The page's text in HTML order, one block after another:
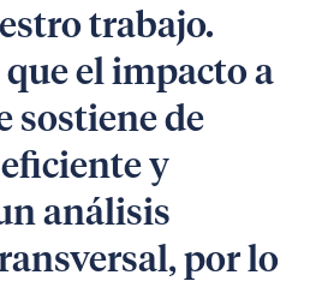
trabajo.
el impacto a
sostiene de
y
análisis
por lo